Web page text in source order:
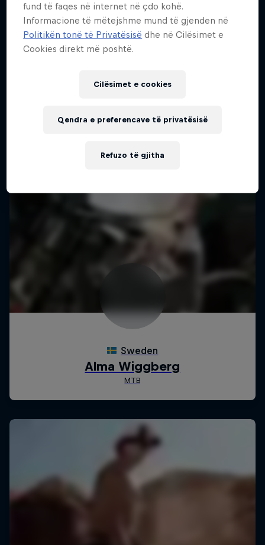
fund të faqes në internet në çdo kohë.
Informacione të mëtejshme mund të gjenden në
Politikën tonë të Privatësisë dhe në Cilësimet e
Cookies direkt më poshtë.
Cilësimet e cookies
Refuzo të gjitha
Qendra e preferencave të privatësisë